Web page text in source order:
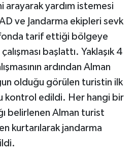
arayarak yardım istemesi
ve Jandarma ekipleri sevk
tarif ettiği bölgeye
başlattı. Yaklaşık 4
ardından Alman
olduğu görülen turistin ilk
kontrol edildi. Her hangi bir
belirlenen Alman turist
kurtarılarak jandarma